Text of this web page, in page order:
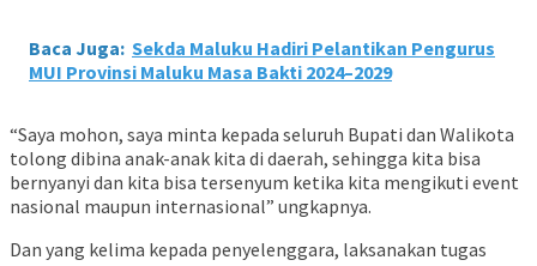
Baca Juga: Sekda Maluku Hadiri Pelantikan Pengurus
MUI Provinsi Maluku Masa Bakti 2024–2029
“Saya mohon, saya minta kepada seluruh Bupati dan Walikota
tolong dibina anak-anak kita di daerah, sehingga kita bisa
bernyanyi dan kita bisa tersenyum ketika kita mengikuti event
nasional maupun internasional” ungkapnya.
Dan yang kelima kepada penyelenggara, laksanakan tugas